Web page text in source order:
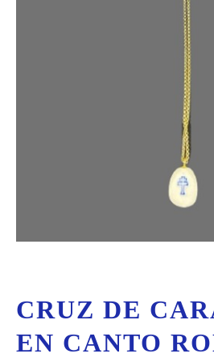
CRUZ DE
EN CANTO